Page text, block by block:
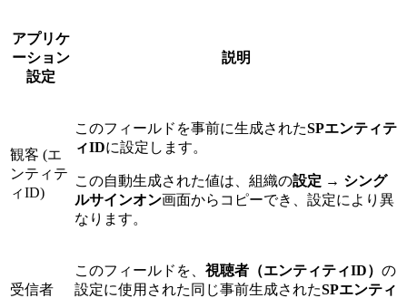
アプリケ
ーション
設定
説明
観客 (エ
ンティテ
ィID)
このフィールドを事前に生成されたSPエンティテ
ィIDに設定します。
この自動生成された値は、組織の設定 → シング
ルサインオン画面からコピーでき、設定により異
なります。
受信者
このフィールドを、 視聴者（エンティティID） の
設定に使用された同じ事前生成されたSPエンティ